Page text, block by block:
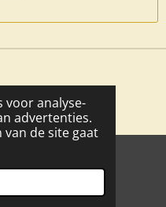
voor analyse-
advertenties.
de site gaat